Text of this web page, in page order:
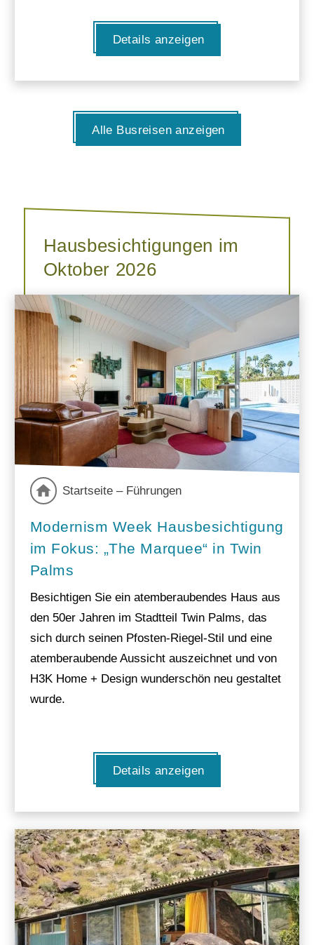
Details anzeigen
Alle Busreisen anzeigen
Hausbesichtigungen im
Oktober 2026
Startseite – Führungen
Modernism Week Hausbesichtigung
im Fokus: „The Marquee“ in Twin
Palms
Besichtigen Sie ein atemberaubendes Haus aus
den 50er Jahren im Stadtteil Twin Palms, das
sich durch seinen Pfosten-Riegel-Stil und eine
atemberaubende Aussicht auszeichnet und von
H3K Home + Design wunderschön neu gestaltet
wurde.
Details anzeigen